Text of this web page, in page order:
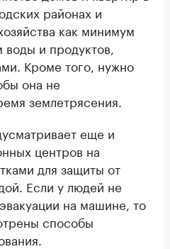
районах и
как минимум
и продуктов,
Кроме того, нужно
она не
землетрясения.
еще и
центров на
для защиты от
Если у людей не
на машине, то
способы